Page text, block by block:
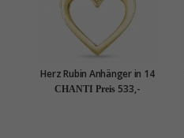
Herz Rubin Anhänger in 14
karat Gold 0,07 ct
CHANTI Preis 533,-